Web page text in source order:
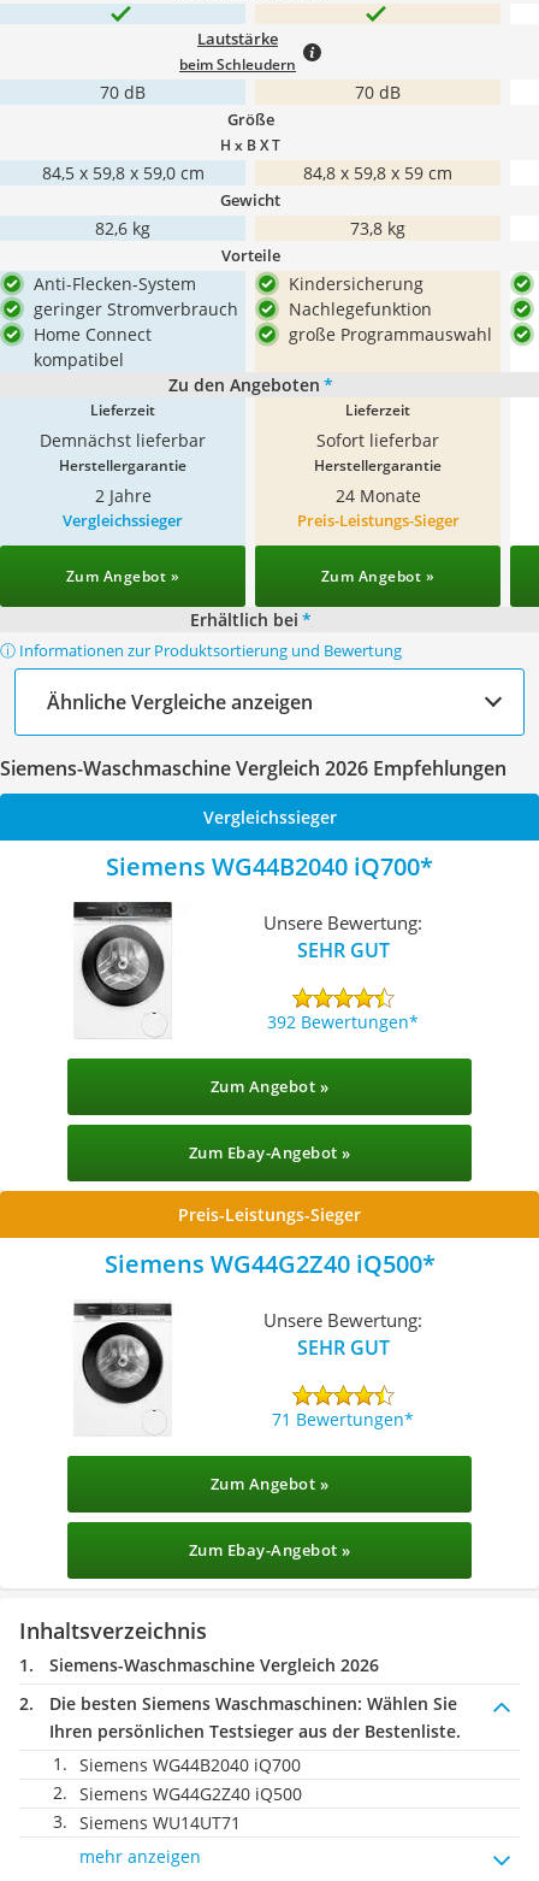
Lautstärke
beim Schleudern
70 dB 70 dB
Größe
H x B X T
84,5 x 59,8 x 59,0 cm 84,8 x ‎59,8 x 59 cm
Gewicht
‎82,6 kg 73,8 kg
Vorteile
Anti-Flecken-System
geringer Stromverbrauch
Home Connect
kompatibel
Kindersicherung
Nachlegefunktion
große Programmauswahl
Zu den Angeboten *
Lieferzeit
Demnächst lieferbar
Lieferzeit
Sofort lieferbar
Herstellergarantie
2 Jahre
Herstellergarantie
24 Monate
Vergleichssieger
Zum Angebot »
Preis-Leistungs-Sieger
Zum Angebot »
Erhältlich bei *
ⓘ Informationen zur Produktsortierung und Bewertung
Ähnliche Vergleiche anzeigen
Siemens-Waschmaschine Vergleich 2026 Empfehlungen
Vergleichssieger
Siemens WG44B2040 iQ700
Unsere Bewertung:
SEHR GUT
392 Bewertungen
Zum Angebot »
Zum Ebay-Angebot »
Preis-Leistungs-Sieger
Siemens WG44G2Z40 iQ500
Unsere Bewertung:
SEHR GUT
71 Bewertungen
Zum Angebot »
Zum Ebay-Angebot »
Inhaltsverzeichnis
Siemens-Waschmaschine Vergleich 2026
Die besten Siemens Waschmaschinen: Wählen Sie
Ihren persönlichen Testsieger aus der Bestenliste.
Siemens WG44B2040 iQ700
Siemens WG44G2Z40 iQ500
Siemens WU14UT71
mehr anzeigen